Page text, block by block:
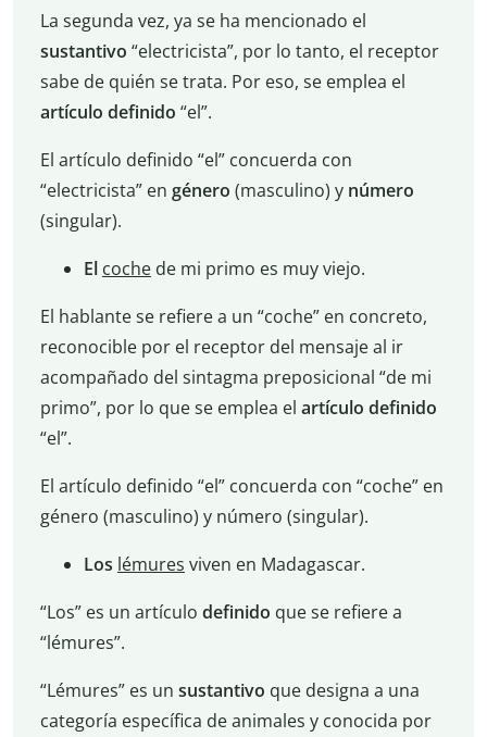
La segunda vez, ya se ha mencionado el
sustantivo “electricista”, por lo tanto, el receptor
sabe de quién se trata. Por eso, se emplea el
artículo definido “el”.
El artículo definido “el” concuerda con
“electricista” en género (masculino) y número
(singular).
El cochede mi primo es muy viejo.
El hablante se refiere a un “coche” en concreto,
reconocible por el receptor del mensaje al ir
acompañado del sintagma preposicional “de mi
primo”, por lo que se emplea el artículo definido
“el”.
El artículo definido “el” concuerda con “coche” en
género (masculino) y número (singular).
Los lémures viven en Madagascar.
“Los” es un artículo definido que se refiere a
“lémures”.
“Lémures” es un sustantivo que designa a una
categoría específica de animales y conocida por